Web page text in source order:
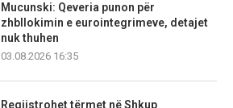
Mucunski: Qeveria punon për
zhbllokimin e eurointegrimeve, detajet
nuk thuhen
03.08.2026 16:35
Regjistrohet tërmet në Shkup